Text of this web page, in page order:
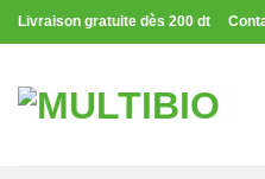
Passer
au
Livraison gratuite dès 200 dt